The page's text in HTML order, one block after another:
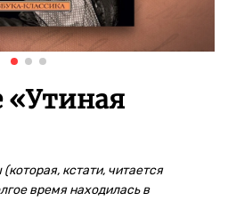
«Утиная
кстати, читается
время находилась в